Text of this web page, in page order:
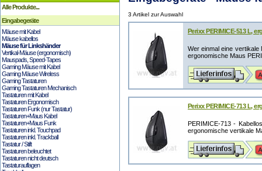
Alle Produkte...
Eingabegeräte
Mäuse mit Kabel
Mäuse kabellos
Mäuse für Linkshänder
Vertikal-Mäuse (ergonomisch)
Mauspads, Speed-Tapes
Gaming Mäuse mit Kabel
Gaming Mäuse Wireless
Gaming Tastaturen
Gaming Tastaturen Mechanisch
Tastaturen mit Kabel
Tastaturen Ergonomisch
Tastaturen Funk (nur Tastatur)
Tastaturen+Maus Kabel
Tastaturen+Maus Funk
Tastaturen inkl. Touchpad
Tastaturen inkl. Trackball
Tastatur / Stift
Tastaturen beleuchtet
Tastaturen nicht deutsch
Tastaturauflagen
3 Artikel zur Auswahl
Perixx PERIMICE-513 L,
Wer einmal eine
ergonomische Maus
Perixx PERIMICE-713 L,
PERIMICE-713 -
ergonomische vertikale